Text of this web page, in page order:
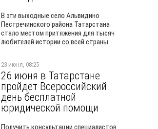
В эти выходные село Альвидино
Пестречинского района Татарстана
стало местом притяжения для тысяч
любителей истории со всей страны
23 июня, 08:25
26 июня в Татарстане
пройдет Всероссийский
день бесплатной
юридической помощи
Получить консультации специалистов